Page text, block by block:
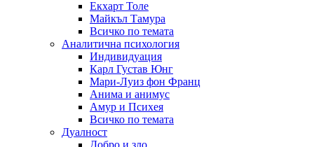
Екхарт Толе
Майкъл Тамура
Всичко по темата
Аналитична психология
Индивидуация
Карл Густав Юнг
Мари-Луиз фон Франц
Анима и анимус
Амур и Психея
Всичко по темата
Дуалност
Добро и зло